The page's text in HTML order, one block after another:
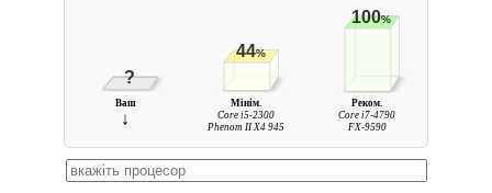
?
44%
100%
Ваш
↓
Мінім.
Core i5-2300
Phenom II X4 945
Реком.
Core i7-4790
FX-9590